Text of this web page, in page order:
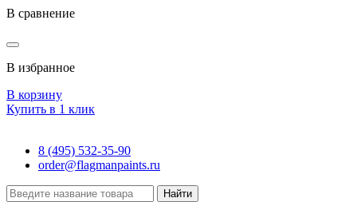
В сравнение
В избранное
В корзину
Купить в 1 клик
8 (495) 532-35-90
order@flagmanpaints.ru
Найти